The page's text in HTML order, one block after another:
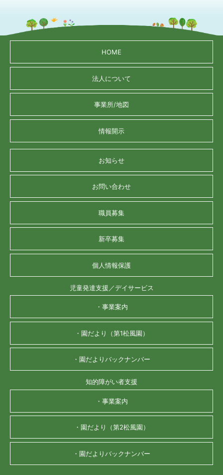
HOME
法人について
事業所/地図
情報開示
お知らせ
お問い合わせ
職員募集
新卒募集
個人情報保護
児童発達支援／デイサービス
・事業案内
・園だより（第1松風園）
・園だよりバックナンバー
知的障がい者支援
・事業案内
・園だより（第2松風園）
・園だよりバックナンバー